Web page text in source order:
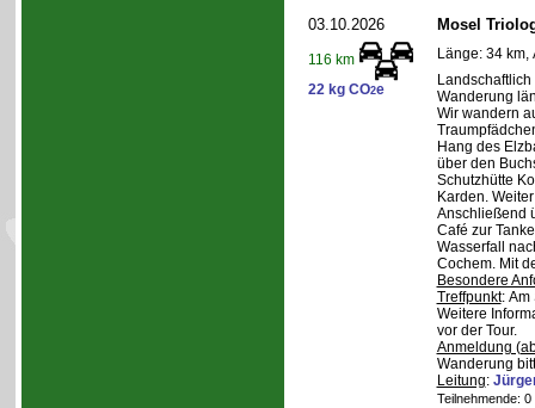
03.10.2026
116 km
22 kg CO2e
Mosel
Länge: 34 km,
Wanderung
Wir wandern
Hang des
über den
Schutzhütte
Karden.
Anschließend
Café zur
Wasserfall
Cochem. Mit
Besondere
Treffpunkt: Am
Weitere
vor der Tour.
Anmeldung
Wanderung
Leitung:
Teilnehmende: